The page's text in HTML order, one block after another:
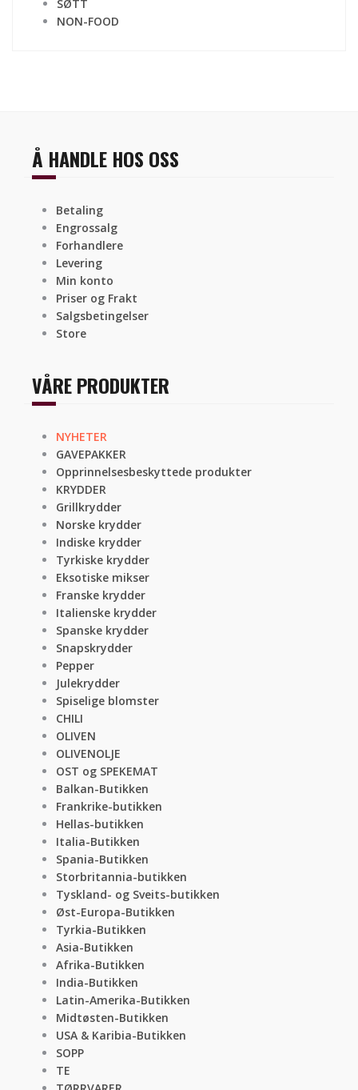
SØTT
NON-FOOD
Å HANDLE HOS OSS
Betaling
Engrossalg
Forhandlere
Levering
Min konto
Priser og Frakt
Salgsbetingelser
Store
VÅRE PRODUKTER
NYHETER
GAVEPAKKER
Opprinnelsesbeskyttede produkter
KRYDDER
Grillkrydder
Norske krydder
Indiske krydder
Tyrkiske krydder
Eksotiske mikser
Franske krydder
Italienske krydder
Spanske krydder
Snapskrydder
Pepper
Julekrydder
Spiselige blomster
CHILI
OLIVEN
OLIVENOLJE
OST og SPEKEMAT
Balkan-Butikken
Frankrike-butikken
Hellas-butikken
Italia-Butikken
Spania-Butikken
Storbritannia-butikken
Tyskland- og Sveits-butikken
Øst-Europa-Butikken
Tyrkia-Butikken
Asia-Butikken
Afrika-Butikken
India-Butikken
Latin-Amerika-Butikken
Midtøsten-Butikken
USA & Karibia-Butikken
SOPP
TE